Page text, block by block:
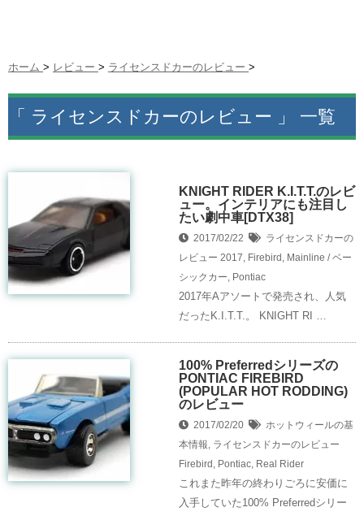
ホーム > レビュー > ライセンスドカーのレビュー >
「 ライセンスドカーのレビュー 」 一覧
KNIGHT RIDER K.I.T.T.のレビ
ュー。インテリアにも注目し
たい劇中車[DTX38]
2017/02/22
ライセンスドカーの
レビュー 2017, Firebird , Mainline / ベー
シックカー, Pontiac
2017年Aアソートで発売され、人気
だったK.I.T.T.。 KNIGHT RI …
100% Preferredシリーズの
PONTIAC FIREBIRD
(POPULAR HOT RODDING)
のレビュー
2017/02/20
ホットウィールの基
本情報, ライセンスドカーのレビュー
Firebird , Pontiac, Real Rider
これまた昨年の終わりごろに安価に
入手していた100% Preferredシリー